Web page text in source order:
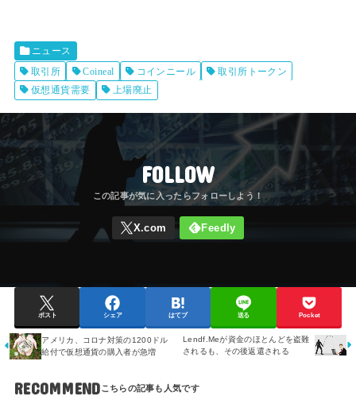
ニュース
取引所
Coineal コインニール
取引所トークン
仮想通貨需要
上場廃止
FOLLOW
ポスト シェア はてブ 送る Pocket
アメリカ、コロナ対策の1200ドル
給付で仮想通貨の購入者が急増
Lendf.Meが資金のほとんどを盗難
されるも、その後返還される
RECOMMEND